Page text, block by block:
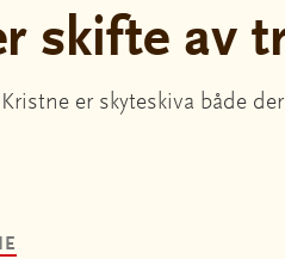
skifte av
er skyteskiva både